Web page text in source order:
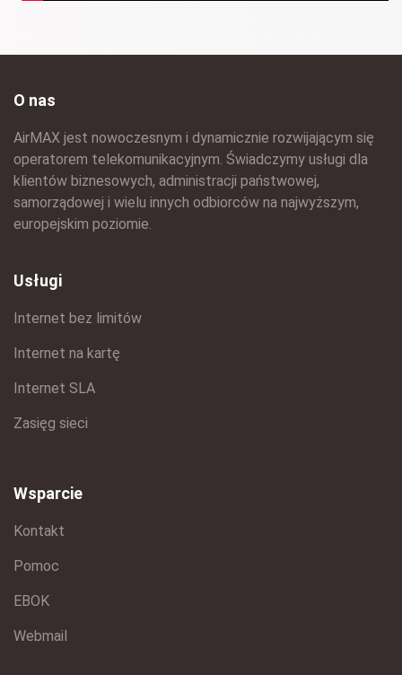
O nas
AirMAX jest nowoczesnym i dynamicznie rozwijającym się
operatorem telekomunikacyjnym. Świadczymy usługi dla
klientów biznesowych, administracji państwowej,
samorządowej i wielu innych odbiorców na najwyższym,
europejskim poziomie.
Usługi
Internet bez limitów
Internet na kartę
Internet SLA
Zasięg sieci
Wsparcie
Kontakt
Pomoc
EBOK
Webmail